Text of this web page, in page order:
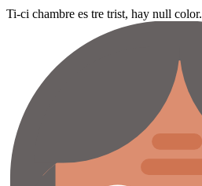
Ti-ci chambre es tre trist, hay null color.